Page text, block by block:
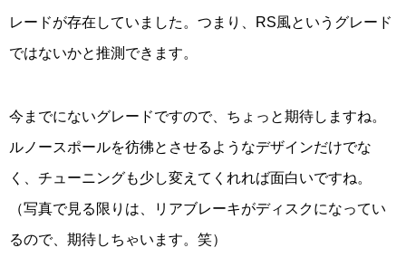
レードが存在していました。つまり、RS風というグレード
ではないかと推測できます。
今までにないグレードですので、ちょっと期待しますね。
ルノースポールを彷彿とさせるようなデザインだけでな
く、チューニングも少し変えてくれれば面白いですね。
（写真で見る限りは、リアブレーキがディスクになってい
るので、期待しちゃいます。笑）